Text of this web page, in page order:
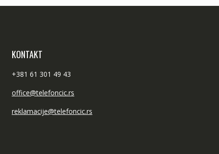
KONTAKT
+381 61 301 49 43
office@telefoncic.rs
reklamacije@telefoncic.rs